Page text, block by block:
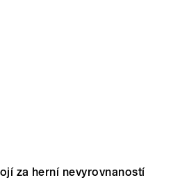
za herní nevyrovnaností